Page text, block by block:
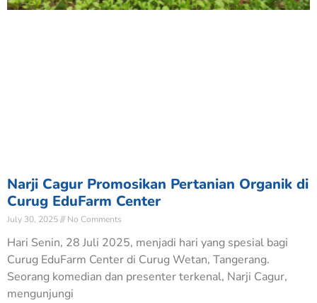
Narji Cagur Promosikan Pertanian Organik di
Curug EduFarm Center
July 30, 2025 No Comments
Hari Senin, 28 Juli 2025, menjadi hari yang spesial bagi
Curug EduFarm Center di Curug Wetan, Tangerang.
Seorang komedian dan presenter terkenal, Narji Cagur,
mengunjungi